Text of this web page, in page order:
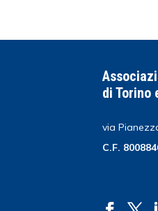
di Torino
via
C.F.